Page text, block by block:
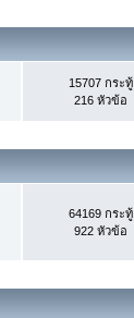
15707 กระทู้
216 หัวข้อ
64169 กระทู้
922 หัวข้อ